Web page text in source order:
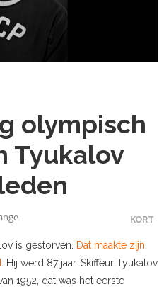
olympisch
Tyukalov
KORT
is gestorven.
Dat maakte zijn
. Hij werd 87 jaar. Skiffeur Tyukalov
1952, dat was het eerste